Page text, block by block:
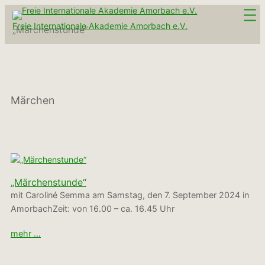
Zum
Inhalt
springen
„Märchenstunde“
Freie Internationale Akademie Amorbach e.V.
Märchen
„Märchenstunde“
mit Caroliné Semma am Samstag, den 7. September 2024 in
AmorbachZeit: von 16.00 – ca. 16.45 Uhr
mehr …